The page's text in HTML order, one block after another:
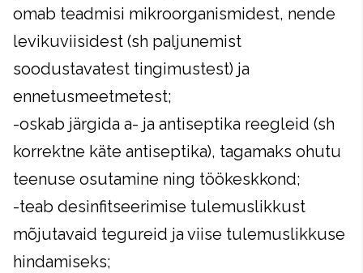
omab teadmisi mikroorganismidest, nende
levikuviisidest (sh paljunemist
soodustavatest tingimustest) ja
ennetusmeetmetest;
-oskab järgida a- ja antiseptika reegleid (sh
korrektne käte antiseptika), tagamaks ohutu
teenuse osutamine ning töökeskkond;
-teab desinfitseerimise tulemuslikkust
mõjutavaid tegureid ja viise tulemuslikkuse
hindamiseks;